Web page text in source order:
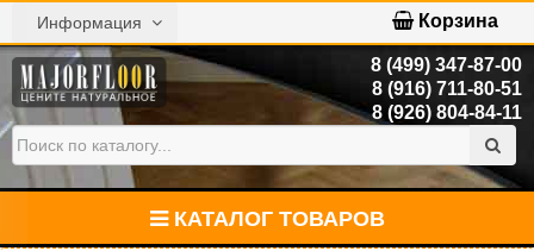
Информация Корзина
8 (499) 347-87-00
8 (916) 711-80-51
8 (926) 804-84-11
КАТАЛОГ ТОВАРОВ